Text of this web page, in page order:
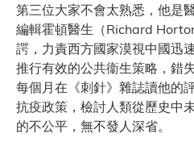
第三位大家不會太熟悉，他是
編輯霍頓醫生（Richard
諤，力責西方國家漠視中國迅
推行有效的公共衞生策略，錯
每個月在《刺針》雜誌讀他的
抗疫政策，檢討人類從歷史中
的不公平，無不發人深省。